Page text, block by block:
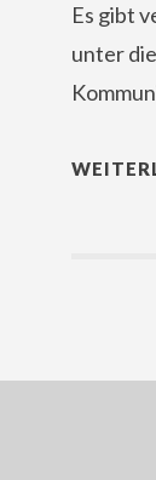
Es gibt
unter